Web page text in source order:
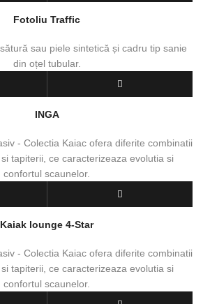
Fotoliu Traffic
INGA
Kaiak lounge 4-Star